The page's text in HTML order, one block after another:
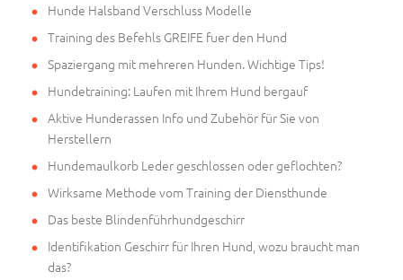
Hunde Halsband Verschluss Modelle
Training des Befehls GREIFE fuer den Hund
Spaziergang mit mehreren Hunden. Wichtige Tips!
Hundetraining: Laufen mit Ihrem Hund bergauf
Aktive Hunderassen Info und Zubehör für Sie von
Herstellern
Hundemaulkorb Leder geschlossen oder geflochten?
Wirksame Methode vom Training der Diensthunde
Das beste Blindenführhundgeschirr
Identifikation Geschirr für Ihren Hund, wozu braucht man
das?